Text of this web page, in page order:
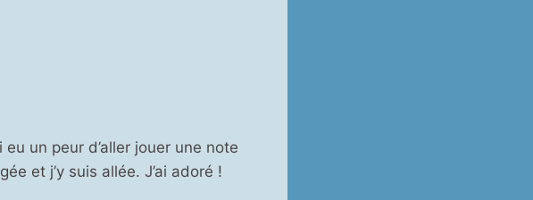
eu un peur d’aller jouer une note
et j’y suis allée. J’ai adoré !